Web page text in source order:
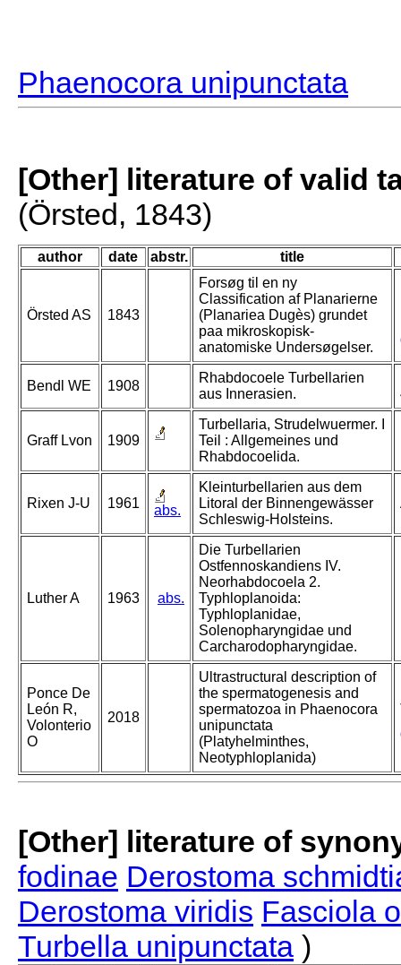
Phaenocora unipunctata
[Other] literature of valid
(Örsted, 1843)
author date abstr. title
Örsted AS 1843
Forsøg til en ny
Classification af Planarierne
(Planariea Dugès) grundet
paa mikroskopisk-
anatomiske Undersøgelser.
Bendl WE 1908
Rhabdocoele Turbellarien
aus Innerasien.
Graff Lvon 1909
Turbellaria, Strudelwuermer. I
Teil : Allgemeines und
Rhabdocoelida.
Rixen J-U 1961 abs.
Kleinturbellarien aus dem
Litoral der Binnengewässer
Schleswig-Holsteins.
Luther A 1963 abs.
Die Turbellarien
Ostfennoskandiens IV.
Neorhabdocoela 2.
Typhloplanoida:
Typhloplanidae,
Solenopharyngidae und
Carcharodopharyngidae.
Ponce De
León R,
Volonterio
O
2018
Ultrastructural description of
the spermatogenesis and
spermatozoa in Phaenocora
unipunctata
(Platyhelminthes,
Neotyphloplanida)
[Other] literature of
fodinae Derostoma
Derostoma viridis Fasciola
Turbella unipunctata )